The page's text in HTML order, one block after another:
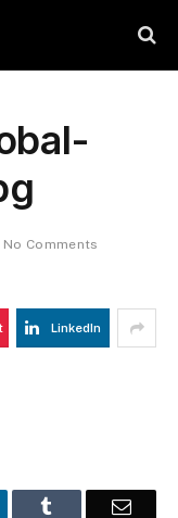
No Comments
LinkedIn
Email